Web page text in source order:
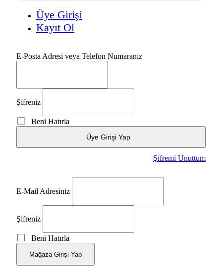
Üye Girişi
Kayıt Ol
E-Posta Adresi veya Telefon Numaranız
Şifreniz
Beni Hatırla
Üye Girişi Yap
Şifremi Unuttum
E-Mail Adresiniz
Şifreniz
Beni Hatırla
Mağaza Girişi Yap